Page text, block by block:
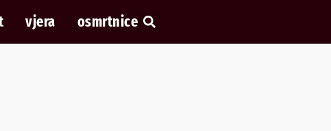
vjera osmrtnice